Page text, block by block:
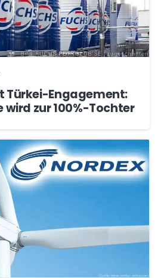
Türkei-Engagement:
wird zur 100%-Tochter